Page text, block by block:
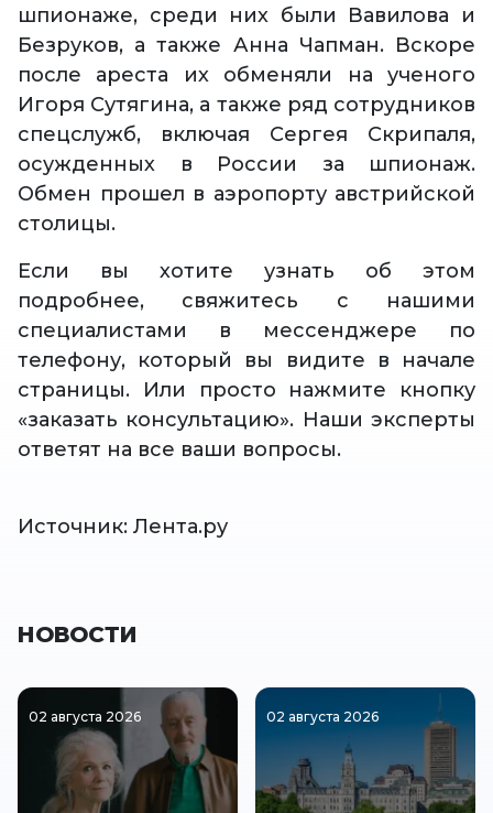
шпионаже, среди них были Вавилова и
Безруков, а также Анна Чапман. Вскоре
после ареста их обменяли на ученого
Игоря Сутягина, а также ряд сотрудников
спецслужб, включая Сергея Скрипаля,
осужденных в России за шпионаж.
Обмен прошел в аэропорту австрийской
столицы.
Если вы хотите узнать об этом
подробнее, свяжитесь с нашими
специалистами в мессенджере по
телефону, который вы видите в начале
страницы. Или просто нажмите кнопку
«заказать консультацию». Наши эксперты
ответят на все ваши вопросы.
Источник: Лента.ру
НОВОСТИ
02 августа 2026 02 августа 2026